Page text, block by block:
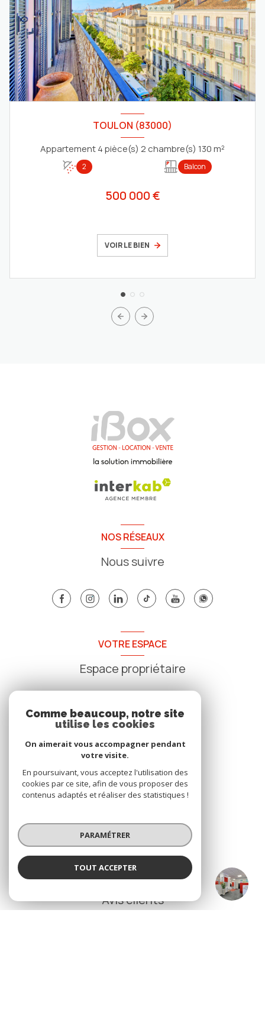
La maison de l'immobilier IBOX - Transact
TOULON (83000)
Appartement 4 pièce(s) 2 chambre(s) 130 m²
2 Balcon
500 000 €
VOIR LE BIEN
NOS RÉSEAUX
Nous suivre
VOTRE ESPACE
Espace propriétaire
SE CONNECTER
ADHÉRENTS
Nous adhérons
NOS
Avis clients
Comme beaucoup, notre site
utilise les cookies
On aimerait vous accompagner pendant
votre visite.
En poursuivant, vous acceptez l'utilisation des
cookies par ce site, afin de vous proposer des
contenus adaptés et réaliser des statistiques !
PARAMÉTRER
TOUT ACCEPTER